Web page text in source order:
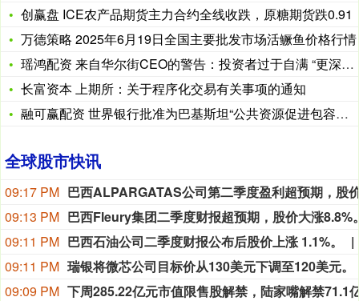
创赢盘 ICE农产品期货主力合约全线收跌，原糖期货跌0.91
万德策略 2025年6月19日全国主要批发市场活鳜鱼价格行情
瑶鸿配资 来自华尔街CEO的警告：投资者过于自满 “更深层次
长富资本 上期所：关于程序化交易有关事项的通知
融可赢配资 世界银行批准为巴基斯坦“公共资源促进包容性发展多
全球股市快讯
09:17 PM
09:13 PM
09:11 PM 巴西石油公司二季度财报公布后股价上涨 1.1%。
09:11 PM 瑞银将微芯公司目标价从130美元下调至120美元。
09:09 PM